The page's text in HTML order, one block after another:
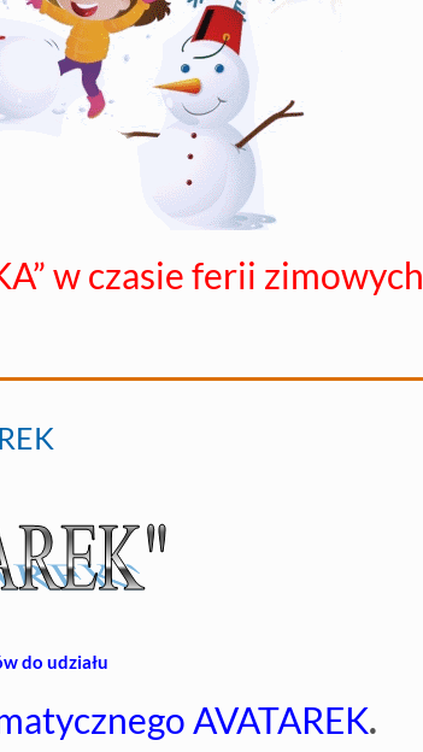
w czasie ferii zimowych
do udziału
AVATAREK.